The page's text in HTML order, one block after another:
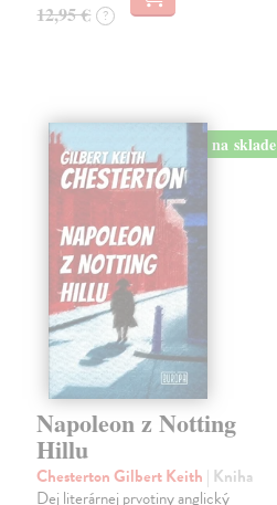
12,95 € ?
na sklade
Napoleon z Notting
Hillu
Chesterton Gilbert Keith | Kniha
Dej literárnej prvotiny anglický